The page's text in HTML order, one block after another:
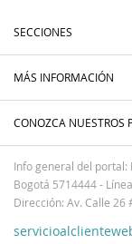
SECCIONES
MÁS INFORMACIÓN
CONOZCA NUESTROS
Info general del portal:
Bogotá 5714444 -
Dirección: Av. Calle 26